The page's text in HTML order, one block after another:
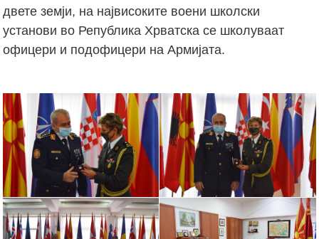
двете земји, на највисоките воени школски
установи во Република Хрватска се школуваат
офицери и подофицери на Армијата.